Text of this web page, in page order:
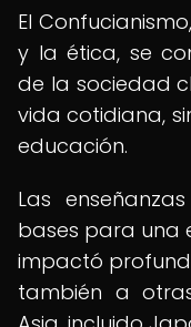
El
y la ética, se
de la sociedad
vida cotidiana,
educación.
Las
bases para una
impactó
también a